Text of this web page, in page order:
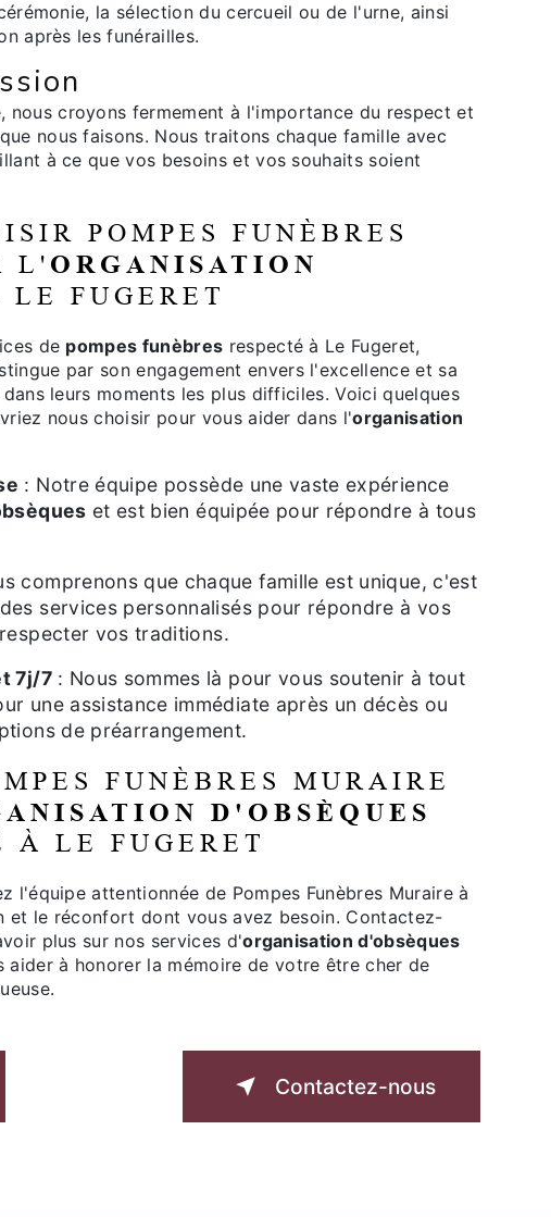
la sélection du cercueil ou de l'urne, ainsi
après les funérailles.
nous croyons fermement à l'importance du respect et
nous faisons. Nous traitons chaque famille avec
à ce que vos besoins et vos souhaits soient
POMPES FUNÈBRES
L' ORGANISATION
LE FUGERET
de pompes funèbres respecté à Le Fugeret,
par son engagement envers l'excellence et sa
leurs moments les plus difficiles. Voici quelques
nous choisir pour vous aider dans l'organisation
: Notre équipe possède une vaste expérience
et est bien équipée pour répondre à tous
comprenons que chaque famille est unique, c'est
services personnalisés pour répondre à vos
vos traditions.
7j/7: Nous sommes là pour vous soutenir à tout
une assistance immédiate après un décès ou
de préarrangement.
FUNÈBRES MURAIRE
D'OBSÈQUES
À LE FUGERET
l'équipe attentionnée de Pompes Funèbres Muraire à
et le réconfort dont vous avez besoin. Contactez-
plus sur nos services d'organisation d'obsèques
aider à honorer la mémoire de votre être cher de
Contactez-nous